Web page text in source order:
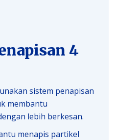
4
sistem penapisan
membantu
lebih berkesan.
menapis partikel